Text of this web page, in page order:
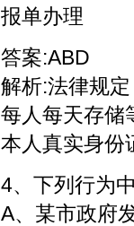
报单办理
答案:ABD
解析:法律规
每人每天存储
本人真实身份
4、下列行为
A、某市政府